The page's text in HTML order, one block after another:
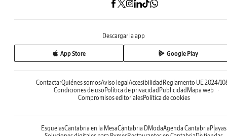
Descargar la app
App Store Google Play
ContactarQuiénes somosAviso legal Accesibilidad Reglamento UE 2024/
Condiciones de uso Política de privacidad Publicidad Mapa web
Compromisos editorialesPolítica de cookies
EsquelasCantabria en la MesaCantabria DModaAgenda Cantabria Playas